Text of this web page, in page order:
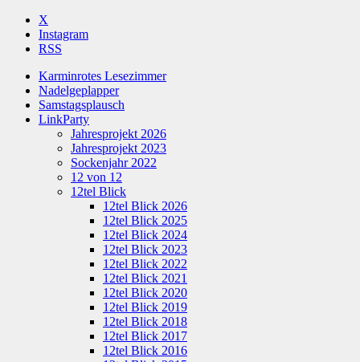
X
Instagram
RSS
Karminrotes Lesezimmer
Nadelgeplapper
Samstagsplausch
LinkParty
Jahresprojekt 2026
Jahresprojekt 2023
Sockenjahr 2022
12 von 12
12tel Blick
12tel Blick 2026
12tel Blick 2025
12tel Blick 2024
12tel Blick 2023
12tel Blick 2022
12tel Blick 2021
12tel Blick 2020
12tel Blick 2019
12tel Blick 2018
12tel Blick 2017
12tel Blick 2016